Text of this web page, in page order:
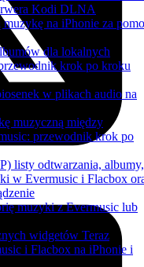
Kodi DLNA
muzykę na iPhonie za
dla lokalnych
krok po kroku
w plikach audio na
muzyczną między
przewodnik krok po
listy odtwarzania, albumy,
w Evermusic i Flacbox
muzyki z Evermusic lub
widgetów Teraz
i Flacbox na iPhonie i